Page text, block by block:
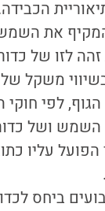
את
לזו של
משקל של
לפי חוקי
ושל
הפועל עליו
ביחס